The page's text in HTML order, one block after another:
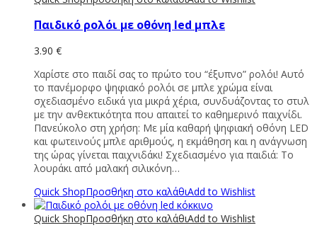
Παιδικό ρολόι με οθόνη led μπλε
3.90 €
Χαρίστε στο παιδί σας το πρώτο του “έξυπνο” ρολόι! Αυτό
το πανέμορφο ψηφιακό ρολόι σε μπλε χρώμα είναι
σχεδιασμένο ειδικά για μικρά χέρια, συνδυάζοντας το στυλ
με την ανθεκτικότητα που απαιτεί το καθημερινό παιχνίδι.
Πανεύκολο στη χρήση: Με μία καθαρή ψηφιακή οθόνη LED
και φωτεινούς μπλε αριθμούς, η εκμάθηση και η ανάγνωση
της ώρας γίνεται παιχνιδάκι! Σχεδιασμένο για παιδιά: Το
λουράκι από μαλακή σιλικόνη…
Quick ShopΠροσθήκη στο καλάθιAdd to Wishlist
Quick ShopΠροσθήκη στο καλάθιAdd to Wishlist